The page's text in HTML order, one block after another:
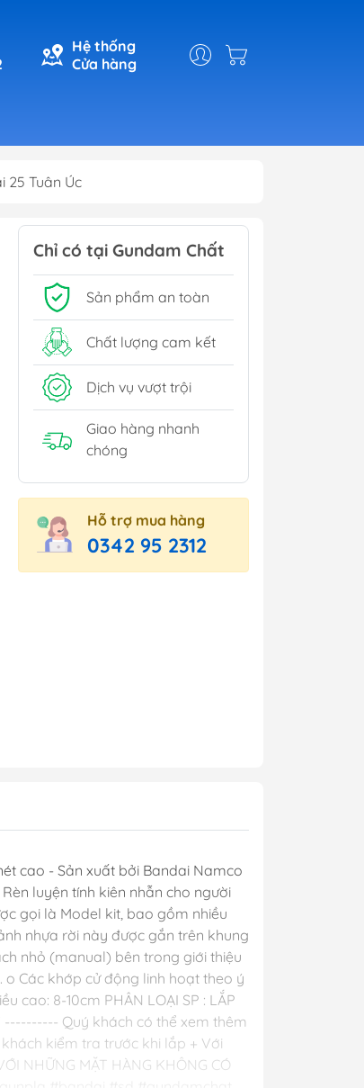
Hệ thống
Cửa hàng
25 Tuân Úc
Chỉ có tại Gundam Chất
Sản phẩm an toàn
Chất lượng cam kết
Dịch vụ vượt trội
Giao hàng nhanh
chóng
Hỗ trợ mua hàng
0342 95 2312
cao - Sản xuất bởi Bandai Namco
luyện tính kiên nhẫn cho người
gọi là Model kit, bao gồm nhiều
nhựa rời này được gắn trên khung
nhỏ (manual) bên trong giới thiệu
Các khớp cử động linh hoạt theo ý
cao: 8-10cm PHÂN LOẠI SP : LẮP
---------- Quý khách có thể xem thêm
kiểm tra trước khi lắp + Với
NHỮNG MẶT HÀNG KHÔNG CÓ